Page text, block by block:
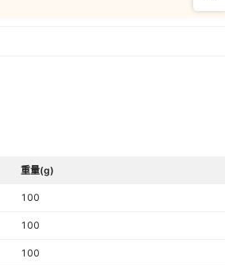
重量(g)
100
100
100